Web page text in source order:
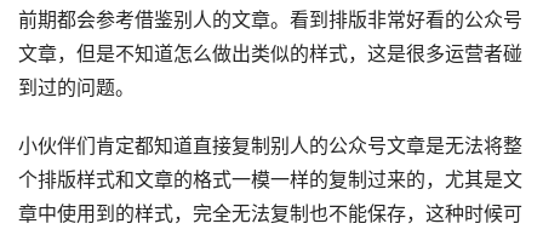
前期都会参考借鉴别人的文章。看到排版非常好看的公众号
文章，但是不知道怎么做出类似的样式，这是很多运营者碰
到过的问题。
小伙伴们肯定都知道直接复制别人的公众号文章是无法将整
个排版样式和文章的格式一模一样的复制过来的，尤其是文
章中使用到的样式，完全无法复制也不能保存，这种时候可